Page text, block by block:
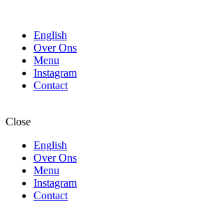
English
Over Ons
Menu
Instagram
Contact
Close
English
Over Ons
Menu
Instagram
Contact